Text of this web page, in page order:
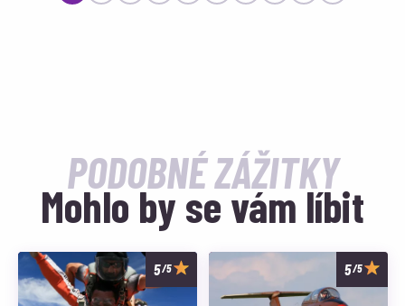
PODOBNÉ ZÁŽITKY
Mohlo by se vám líbit
/5 /5